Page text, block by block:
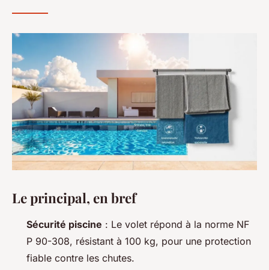
Le principal, en bref
Sécurité piscine : Le volet répond à la norme NF
P 90-308, résistant à 100 kg, pour une protection
fiable contre les chutes.